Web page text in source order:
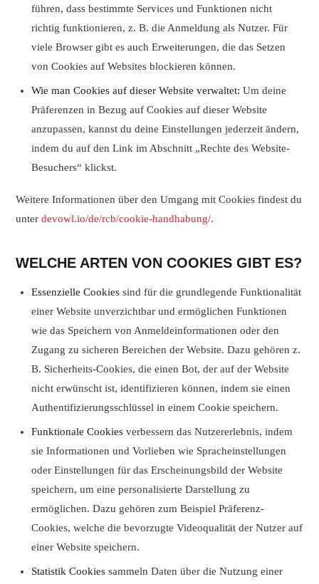
führen, dass bestimmte Services und Funktionen nicht
richtig funktionieren, z. B. die Anmeldung als Nutzer. Für
viele Browser gibt es auch Erweiterungen, die das Setzen
von Cookies auf Websites blockieren können.
Wie man Cookies auf dieser Website verwaltet: Um deine
Präferenzen in Bezug auf Cookies auf dieser Website
anzupassen, kannst du deine Einstellungen jederzeit ändern,
indem du auf den Link im Abschnitt „Rechte des Website-
Besuchers“ klickst.
Weitere Informationen über den Umgang mit Cookies findest du
unterdevowl.io/de/rcb/cookie-handhabung/.
WELCHE ARTEN VON COOKIES GIBT ES?
Essenzielle Cookies sind für die grundlegende Funktionalität
einer Website unverzichtbar und ermöglichen Funktionen
wie das Speichern von Anmeldeinformationen oder den
Zugang zu sicheren Bereichen der Website. Dazu gehören z.
B. Sicherheits-Cookies, die einen Bot, der auf der Website
nicht erwünscht ist, identifizieren können, indem sie einen
Authentifizierungsschlüssel in einem Cookie speichern.
Funktionale Cookies verbessern das Nutzererlebnis, indem
sie Informationen und Vorlieben wie Spracheinstellungen
oder Einstellungen für das Erscheinungsbild der Website
speichern, um eine personalisierte Darstellung zu
ermöglichen. Dazu gehören zum Beispiel Präferenz-
Cookies, welche die bevorzugte Videoqualität der Nutzer auf
einer Website speichern.
Statistik Cookies sammeln Daten über die Nutzung einer